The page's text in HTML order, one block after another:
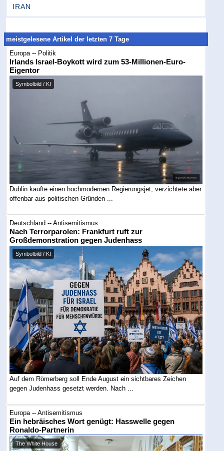
IRAN
meistgelesene Artikel der letzten 7 Tage
Europa -- Politik
Irlands Israel-Boykott wird zum 53-Millionen-Euro-
Eigentor
Symbolbild / KI
Dublin kaufte einen hochmodernen Regierungsjet, verzichtete aber
offenbar aus politischen Gründen ...
Deutschland -- Antisemitismus
Nach Terrorparolen: Frankfurt ruft zur
Großdemonstration gegen Judenhass
Symbolbild / KI
Auf dem Römerberg soll Ende August ein sichtbares Zeichen
gegen Judenhass gesetzt werden. Nach ...
Europa -- Antisemitismus
Ein hebräisches Wort genügt: Hasswelle gegen
Ronaldo-Partnerin
The White House